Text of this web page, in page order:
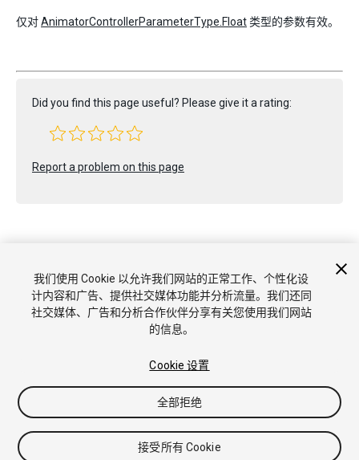
仅对AnimatorControllerParameterType.Float 类型的参数有效。
Did you find this page useful? Please give it a rating:
Report a problem on this page
Copyright © 2022 Unity Technologies. Publication 2023.2
教程
社区答案 知识库 论坛 Asset Store
商标和使用条款
Cookie
不要出售或分享我的个人信息
我们使用 Cookie 以允许我们网站的正常工作、个性化设
计内容和广告、提供社交媒体功能并分析流量。我们还同
社交媒体、广告和分析合作伙伴分享有关您使用我们网站
的信息。
Cookie 设置
全部拒绝
接受所有 Cookie